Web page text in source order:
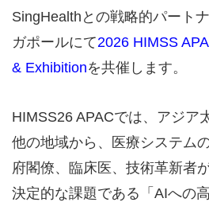
SingHealthとの戦略的パート
ガポールにて2026 HIMSS
& Exhibitionを共催します。
HIMSS26 APACでは、アジア
他の地域から、医療システム
府閣僚、臨床医、技術革新者
決定的な課題である「AIへの